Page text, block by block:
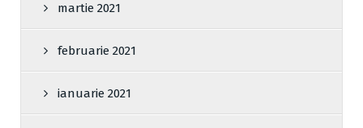
martie 2021
februarie 2021
ianuarie 2021